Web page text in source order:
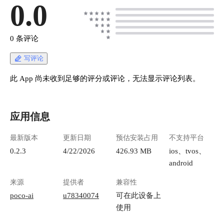
0.0
0 条评论
写评论
此 App 尚未收到足够的评分或评论，无法显示评论列表。
应用信息
最新版本
0.2.3
更新日期
4/22/2026
预估安装占用
426.93 MB
不支持平台
ios、tvos、
android
来源
poco-ai
提供者
u78340074
兼容性
可在此设备上
使用